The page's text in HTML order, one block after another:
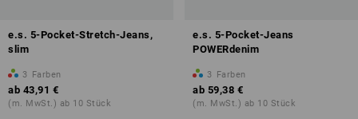
e.s. 5-Pocket-Stretch-Jeans,
slim
3 Farben
ab 43,91 €
(m. MwSt.) ab 10 Stück
e.s. 5-Pocket-Jeans
POWERdenim
3 Farben
ab 59,38 €
(m. MwSt.) ab 10 Stück